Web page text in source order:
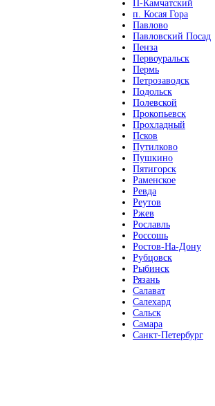
П-Камчатский
п. Косая Гора
Павлово
Павловский Посад
Пенза
Первоуральск
Пермь
Петрозаводск
Подольск
Полевской
Прокопьевск
Прохладный
Псков
Путилково
Пушкино
Пятигорск
Раменское
Ревда
Реутов
Ржев
Рославль
Россошь
Ростов-На-Дону
Рубцовск
Рыбинск
Рязань
Салават
Салехард
Сальск
Самара
Санкт-Петербург